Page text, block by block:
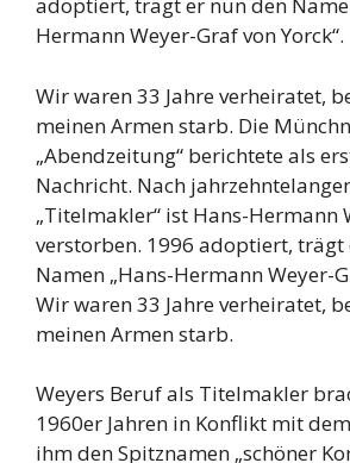
adoptiert, trägt er nun den
Hermann Weyer-Graf von Yorck“.
Wir waren 33 Jahre verheiratet,
meinen Armen starb. Die
„Abendzeitung“ berichtete als
Nachricht. Nach
„Titelmakler“ ist Hans-Hermann
verstorben. 1996 adoptiert, trägt
Namen „Hans-Hermann Weyer-
Wir waren 33 Jahre verheiratet,
meinen Armen starb.
Weyers Beruf als Titelmakler
1960er Jahren in Konflikt mit
ihm den Spitznamen „schöner